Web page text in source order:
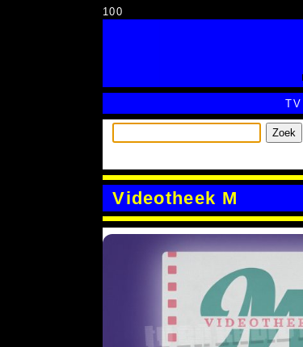
100
TV
Zoek
Videotheek M